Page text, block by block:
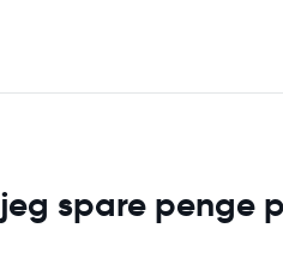
spare penge